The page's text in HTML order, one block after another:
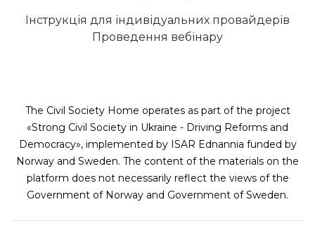
Інструкція для індивідуальних провайдерів
Проведення вебінару
The Civil Society Home operates as part of the project
«Strong Civil Society in Ukraine - Driving Reforms and
Democracy», implemented by ISAR Ednannia funded by
Norway and Sweden. The content of the materials on the
platform does not necessarily reflect the views of the
Government of Norway and Government of Sweden.